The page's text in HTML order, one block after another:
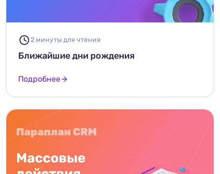
2 минуты для чтения
Ближайшие дни рождения
Подробнее